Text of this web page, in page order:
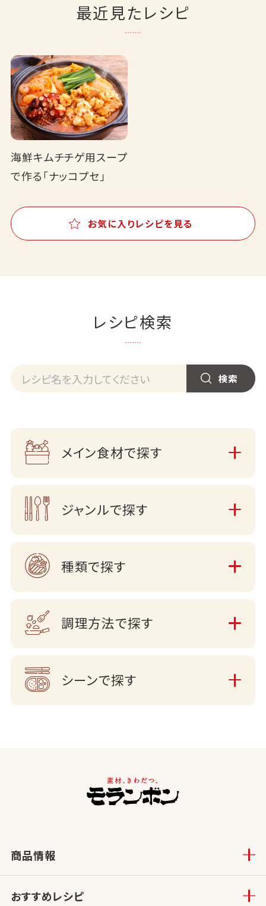
最近見たレシピ
海鮮キムチチゲ用スープ
で作る「ナッコプセ」
お気に入りレシピを見る
レシピ検索
メイン食材で探す
ジャンルで探す
種類で探す
調理方法で探す
シーンで探す
商品情報
おすすめレシピ